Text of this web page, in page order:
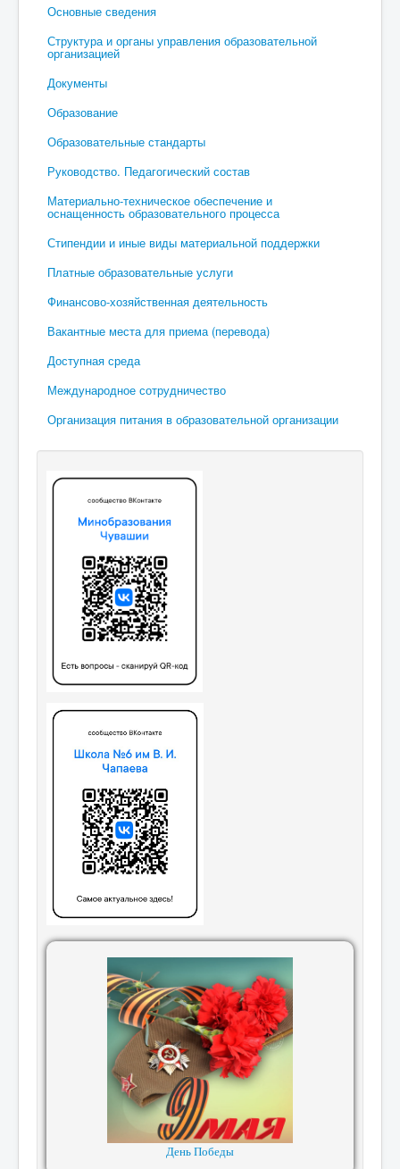
Основные сведения
Структура и органы управления образовательной
организацией
Документы
Образование
Образовательные стандарты
Руководство. Педагогический состав
Материально-техническое обеспечение и
оснащенность образовательного процесса
Стипендии и иные виды материальной поддержки
Платные образовательные услуги
Финансово-хозяйственная деятельность
Вакантные места для приема (перевода)
Доступная среда
Международное сотрудничество
Организация питания в образовательной организации
День Победы